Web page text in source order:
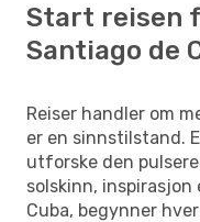
Start reisen
Santiago de
Reiser handler om
er en sinnstilstand.
utforske den
solskinn,
Cuba, begynner